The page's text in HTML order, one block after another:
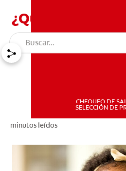
CHEQUEO DE
SELECCIÓN DE
¿Qué Es La
minutos leídos